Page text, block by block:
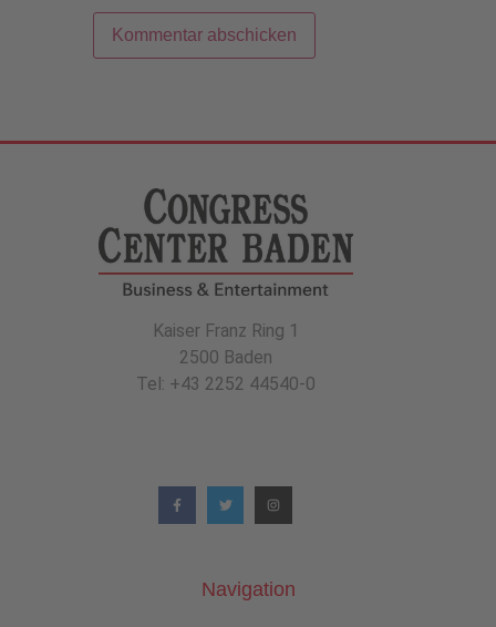
Kaiser Franz Ring 1
2500 Baden
Tel: +43 2252 44540-0
Navigation